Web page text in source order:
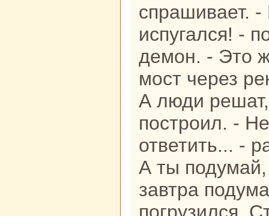
спpaшивает. -
испугался! -
демон. - Это
мост через
А люди решат,
построил. -
ответить... -
А ты
завтpa